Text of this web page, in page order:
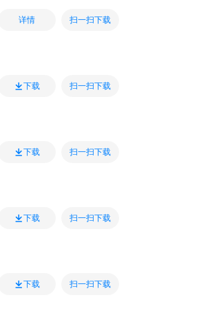
详情 扫一扫下载
下载 扫一扫下载
下载 扫一扫下载
下载 扫一扫下载
下载 扫一扫下载